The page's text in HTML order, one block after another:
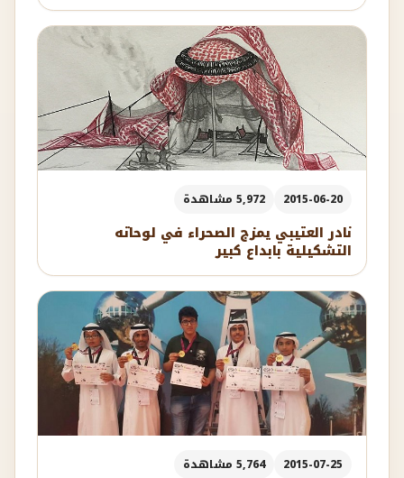
2015-06-20 5,972 مشاهدة
نادر العتيبي يمزج الصحراء في لوحاته
التشكيلية بابداع كبير
2015-07-25 5,764 مشاهدة